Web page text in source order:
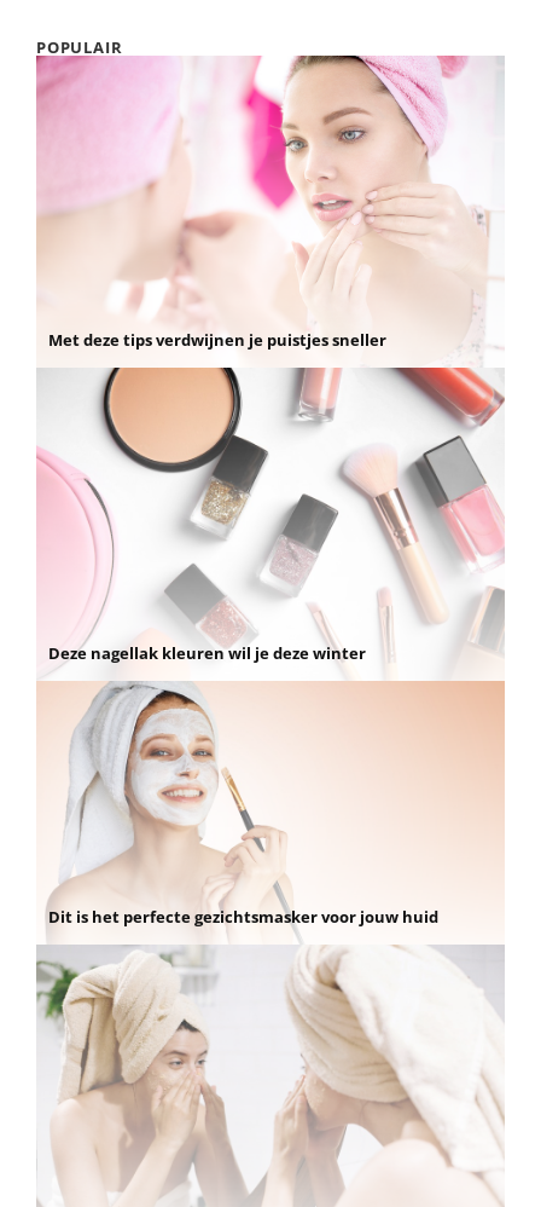
POPULAIR
Met deze tips verdwijnen je puistjes sneller
Deze nagellak kleuren wil je deze winter
Dit is het perfecte gezichtsmasker voor jouw huid